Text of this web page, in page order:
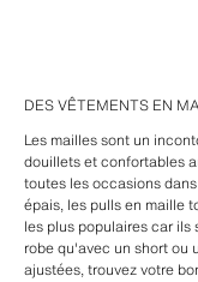
DES VÊTEMENTS EN
Les mailles sont un
douillets et confortables
toutes les occasions
épais, les pulls en maille
les plus populaires car
robe qu'avec un short ou
ajustées, trouvez votre